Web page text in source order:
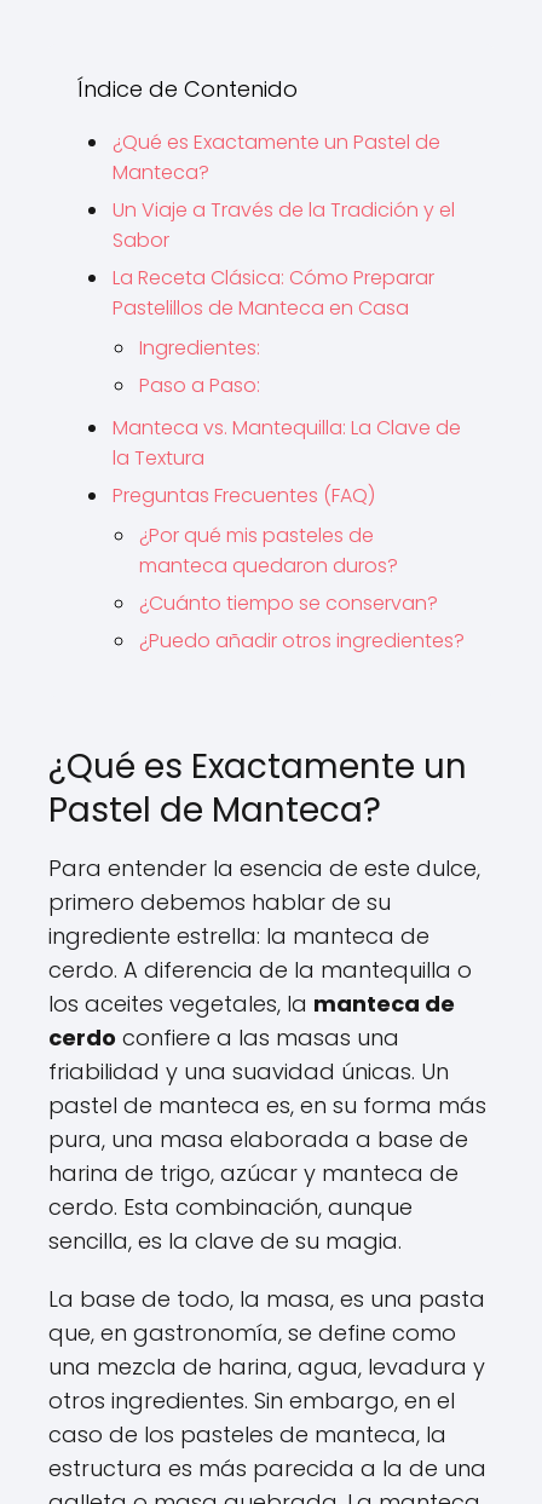
Índice de Contenido
¿Qué es Exactamente un Pastel de
Manteca?
Un Viaje a Través de la Tradición y el
Sabor
La Receta Clásica: Cómo Preparar
Pastelillos de Manteca en Casa
Ingredientes:
Paso a Paso:
Manteca vs. Mantequilla: La Clave de
la Textura
Preguntas Frecuentes (FAQ)
¿Por qué mis pasteles de
manteca quedaron duros?
¿Cuánto tiempo se conservan?
¿Puedo añadir otros ingredientes?
¿Qué es Exactamente un
Pastel de Manteca?
Para entender la esencia de este dulce,
primero debemos hablar de su
ingrediente estrella: la manteca de
cerdo. A diferencia de la mantequilla o
los aceites vegetales, la manteca de
cerdo confiere a las masas una
friabilidad y una suavidad únicas. Un
pastel de manteca es, en su forma más
pura, una masa elaborada a base de
harina de trigo, azúcar y manteca de
cerdo. Esta combinación, aunque
sencilla, es la clave de su magia.
La base de todo, la masa, es una pasta
que, en gastronomía, se define como
una mezcla de harina, agua, levadura y
otros ingredientes. Sin embargo, en el
caso de los pasteles de manteca, la
estructura es más parecida a la de una